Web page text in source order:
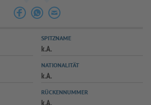
SPIELPLUS
SPITZNAME
k.A.
NATIONALITÄT
k.A.
RÜCKENNUMMER
k.A.